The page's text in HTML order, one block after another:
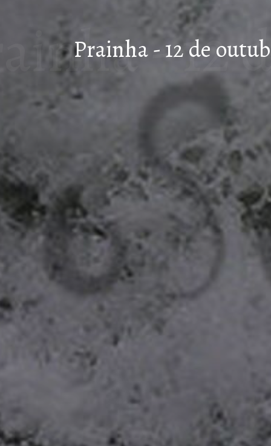
Prainha - 12 de
- 12
de